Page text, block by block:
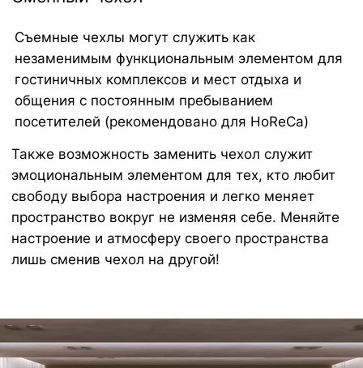
ПРИЯТНАЯ К ТЕЛУ И
неприятного и электризующегося
Оксфорда мы предлагаем широкий
выбор элитных обивочных материалов
Европейского производства.
Наши материалы разработаны с
учетом реальной жизни - чехлы очень
легко менять, стирать в машине, они
отличаются долговечным качеством и
исключительной мягкостью
ОСТАЛИСЬ ВОПРОСЫ?